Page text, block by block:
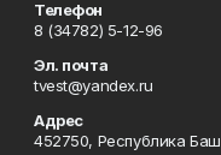
Телефон
8 (34782) 5-12-96
Эл. почта
tvest@yandex.ru
Адрес
452750, Республика